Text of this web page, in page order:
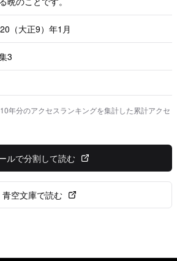
（大正9）年1月
3
年分のアクセスランキングを集計した累計アクセ
ルで分割して読む
青空文庫で読む